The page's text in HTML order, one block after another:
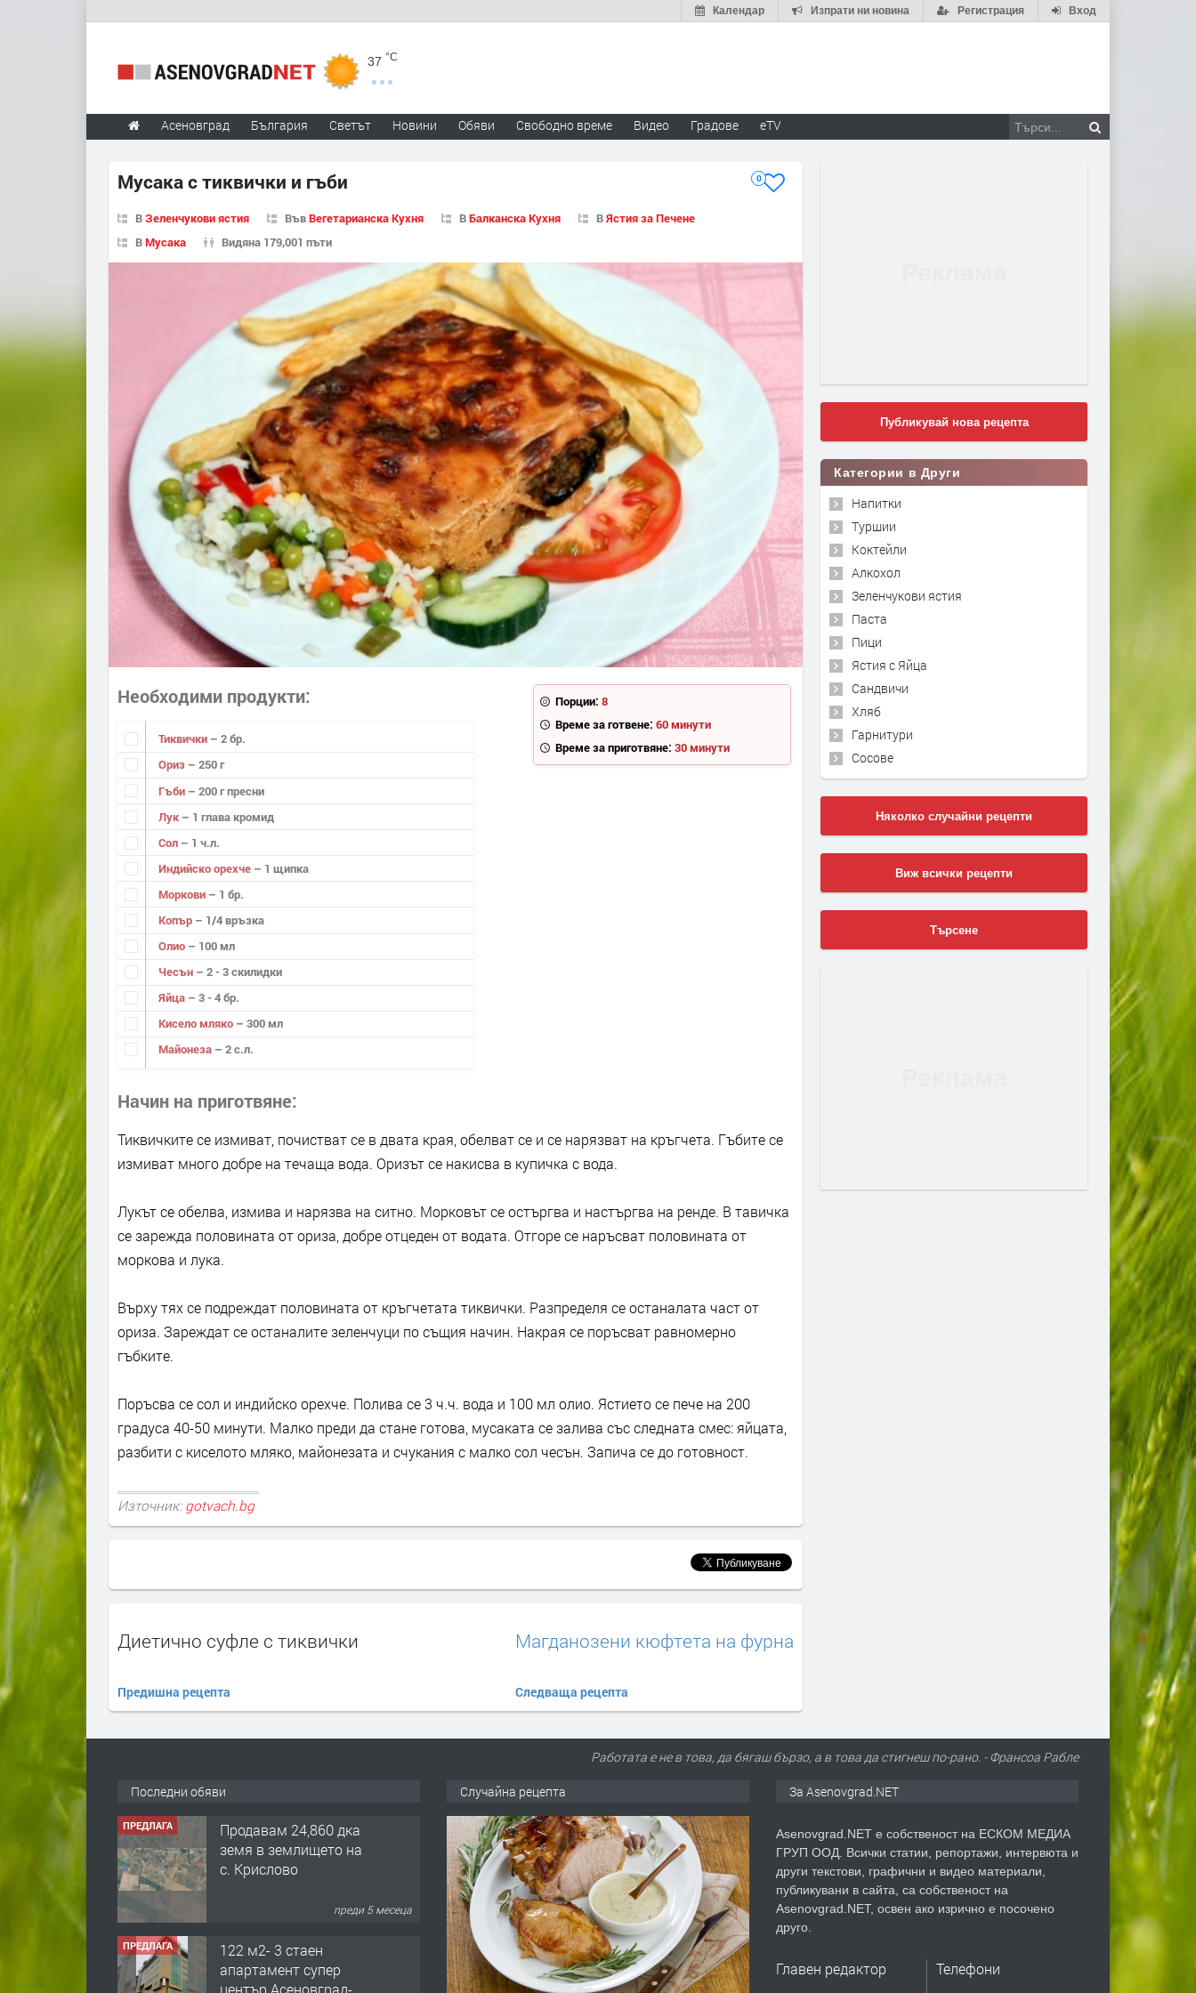
Вход
Регистрация
Изпрати ни новина
Календар
37 °C
Асеновград България Светът Новини Обяви Свободно време Видео Градове eTV
Мусака с тиквички и гъби 0
ВЗеленчукови ястия ВъвВегетарианска Кухня ВБалканска Кухня ВЯстия за Печене
ВМусака Видяна 179,001 пъти
Порции: 8
Време за готвене: 60 минути
Време за приготвяне: 30 минути
Необходими продукти
Тиквички – 2 бр.
Ориз – 250 г
Гъби – 200 г пресни
Лук – 1 глава кромид
Сол – 1 ч.л.
Индийско орехче – 1 щипка
Моркови – 1 бр.
Копър – 1/4 връзка
Олио – 100 мл
Чесън – 2 - 3 скилидки
Яйца – 3 - 4 бр.
Кисело мляко – 300 мл
Майонеза – 2 с.л.
Начин на приготвяне
Тиквичките се измиват, почистват се в двата края, обелват се и се нарязват на кръгчета. Гъбите се
измиват много добре на течаща вода. Оризът се накисва в купичка с вода.
Лукът се обелва, измива и нарязва на ситно. Морковът се остъргва и настъргва на ренде. В тавичка
се зарежда половината от ориза, добре отцеден от водата. Отгоре се наръсват половината от
моркова и лука.
Върху тях се подреждат половината от кръгчетата тиквички. Разпределя се останалата част от
ориза. Зареждат се останалите зеленчуци по същия начин. Накрая се поръсват равномерно
гъбките.
Поръсва се сол и индийско орехче. Полива се 3 ч.ч. вода и 100 мл олио. Ястието се пече на 200
градуса 40-50 минути. Малко преди да стане готова, мусаката се залива със следната смес: яйцата,
разбити с киселото мляко, майонезата и счукания с малко сол чесън. Запича се до готовност.
Източник: gotvach.bg
Диетично суфле с тиквички
Предишна рецепта
Магданозени кюфтета на фурна
Следваща рецепта
Публикувай нова рецепта
Категории в Други
Напитки
Туршии
Коктейли
Алкохол
Зеленчукови ястия
Паста
Пици
Ястия с Яйца
Сандвичи
Хляб
Гарнитури
Сосове
Няколко случайни рецепти
Виж всички рецепти
Търсене
Работата е не в това, да бягаш бързо, а в това да стигнеш по-рано. - Франсоа Рабле
Последни обяви
ПРЕДЛАГА
Продавам 24,860 дка
земя в землището на
с. Крислово
преди 5 месеца
ПРЕДЛАГА
122 м2- 3 стаен
апартамент супер
център Асеновград-
Случайна рецепта За Asenovgrad.NET
Asenovgrad.NET е собственост на ЕСКОМ МЕДИА
ГРУП ООД. Всички статии, репортажи, интервюта и
други текстови, графични и видео материали,
публикувани в сайта, са собственост на
Asenovgrad.NET, освен ако изрично е посочено
друго.
Главен редактор Телефони